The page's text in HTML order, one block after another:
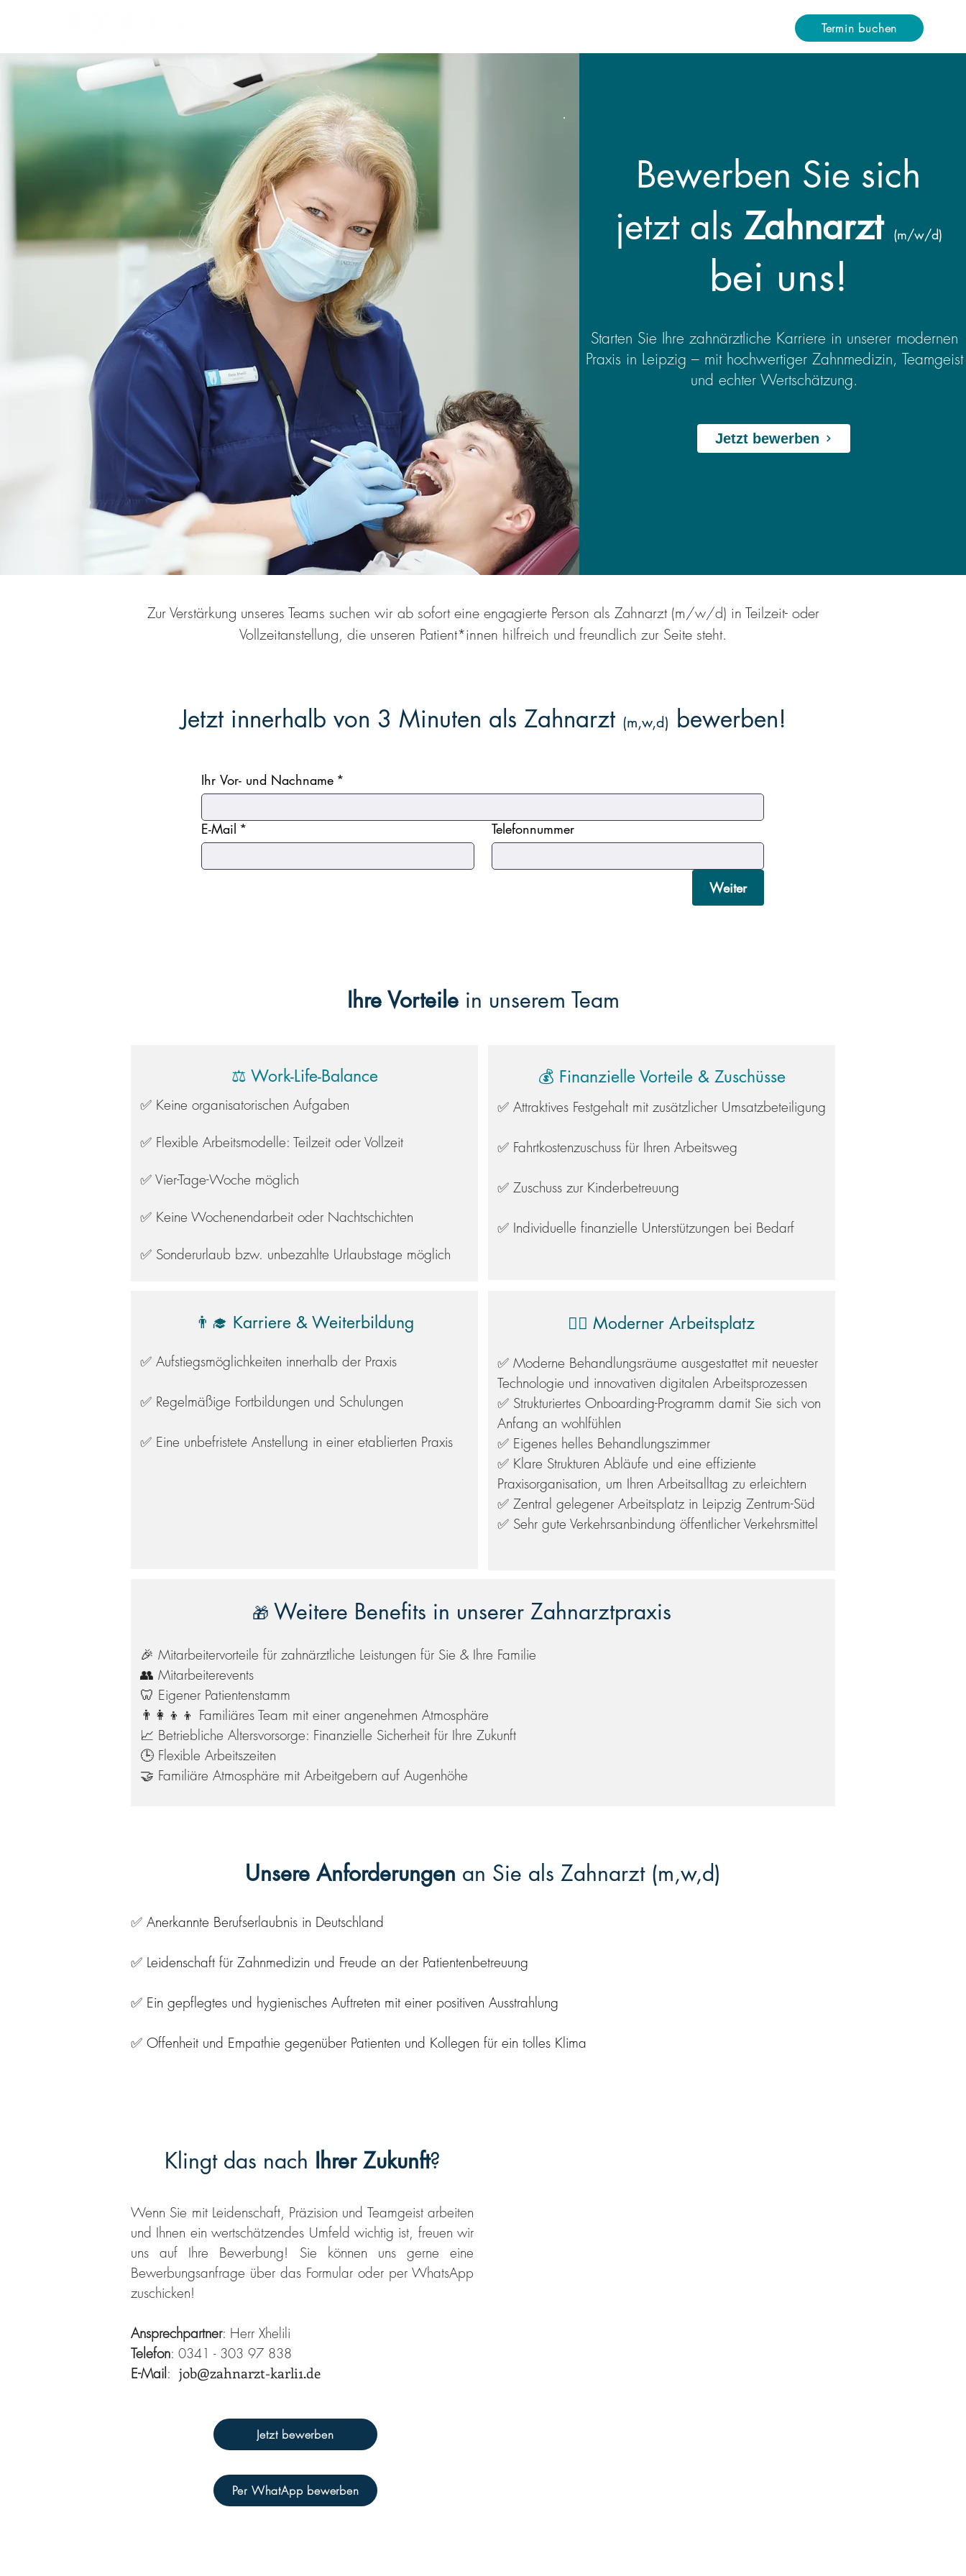
Termin buchen
Bewerben Sie sich
jetzt als Zahnarzt (m/w/d)
bei uns!
Starten Sie Ihre zahnärztliche Karriere in unserer modernen
Praxis in Leipzig – mit hochwertiger Zahnmedizin, Teamgeist
und echter Wertschätzung.
Jetzt bewerben
Zur Verstärkung unseres Teams suchen wir ab sofort eine engagierte Person als Zahnarzt (m/w/d) in Teilzeit- oder
Vollzeitanstellung, die unseren Patient*innen hilfreich und freundlich zur Seite steht.
Jetzt innerhalb von 3 Minuten als Zahnarzt (m,w,d) bewerben!
Ihr Vor- und Nachname *
E-Mail * Telefonnummer
Weiter
Ihre Vorteilein unserem Team
⚖️ Work-Life-Balance
✅ Keine organisatorischen Aufgaben
✅ Flexible Arbeitsmodelle: Teilzeit oder Vollzeit
✅ Vier-Tage-Woche möglich
✅ Keine Wochenendarbeit oder Nachtschichten
✅ Sonderurlaub bzw. unbezahlte Urlaubstage möglich
💰 Finanzielle Vorteile & Zuschüsse
✅ Attraktives Festgehalt mit zusätzlicher Umsatzbeteiligung
✅ Fahrtkostenzuschuss für Ihren Arbeitsweg
✅ Zuschuss zur Kinderbetreuung
✅ Individuelle finanzielle Unterstützungen bei Bedarf
👨‍🎓 Karriere & Weiterbildung
✅ Aufstiegsmöglichkeiten innerhalb der Praxis
✅ Regelmäßige Fortbildungen und Schulungen
✅ Eine unbefristete Anstellung in einer etablierten Praxis
👩‍⚕️ Moderner Arbeitsplatz
✅ Moderne Behandlungsräume ausgestattet mit neuester
Technologie und innovativen digitalen Arbeitsprozessen
✅ Strukturiertes Onboarding-Programm damit Sie sich von
Anfang an wohlfühlen
✅ Eigenes helles Behandlungszimmer
✅ Klare Strukturen Abläufe und eine effiziente
Praxisorganisation, um Ihren Arbeitsalltag zu erleichtern​
✅ Zentral gelegener Arbeitsplatz in Leipzig Zentrum-Süd
✅ Sehr gute Verkehrsanbindung öffentlicher Verkehrsmittel
🎁 Weitere Benefits in unserer Zahnarztpraxis
🎉 Mitarbeitervorteile für zahnärztliche Leistungen für Sie & Ihre Familie
👥 Mitarbeiterevents
🦷 Eigener Patientenstamm
👨‍👩‍👦‍👦 Familiäres Team mit einer angenehmen Atmosphäre
📈 Betriebliche Altersvorsorge: Finanzielle Sicherheit für Ihre Zukunft
🕒 Flexible Arbeitszeiten
🤝 Familiäre Atmosphäre mit Arbeitgebern auf Augenhöhe
Unsere Anforderungen an Sie als Zahnarzt (m,w,d)
✅ Anerkannte Berufserlaubnis in Deutschland
✅ Leidenschaft für Zahnmedizin und Freude an der Patientenbetreuung
✅ Ein gepflegtes und hygienisches Auftreten mit einer positiven Ausstrahlung
✅ Offenheit und Empathie gegenüber Patienten und Kollegen für ein tolles Klima
​Klingt das nach Ihrer Zukunft?
Wenn Sie mit Leidenschaft, Präzision und Teamgeist arbeiten
und Ihnen ein wertschätzendes Umfeld wichtig ist, freuen wir
uns auf Ihre Bewerbung! Sie können uns gerne eine
Bewerbungsanfrage über das Formular oder per WhatsApp
zuschicken!
Ansprechpartner: Herr Xhelili
Telefon: 0341 - 303 97 838
E-Mail : job@zahnarzt-karli1.de
Jetzt bewerben
Per WhatApp bewerben